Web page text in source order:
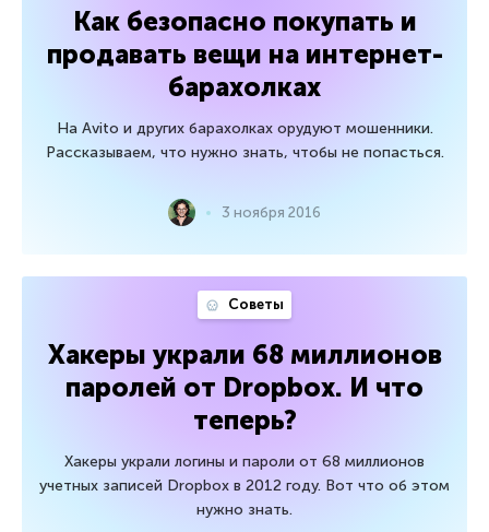
Как безопасно покупать и
продавать вещи на интернет-
барахолках
На Avito и других барахолках орудуют мошенники.
Рассказываем, что нужно знать, чтобы не попасться.
3 ноября 2016
Советы
Хакеры украли 68 миллионов
паролей от Dropbox. И что
теперь?
Хакеры украли логины и пароли от 68 миллионов
учетных записей Dropbox в 2012 году. Вот что об этом
нужно знать.